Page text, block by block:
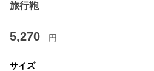
旅行鞄
5,270 円
サイズ